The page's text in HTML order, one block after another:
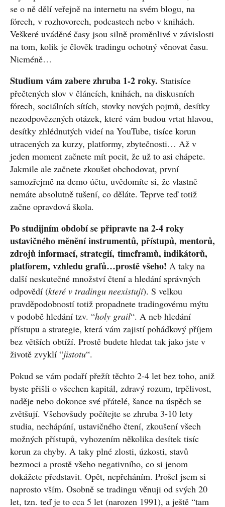
se o ně dělí veřejně na internetu na svém blogu, na
fórech, v rozhovorech, podcastech nebo v knihách.
Veškeré uváděné časy jsou silně proměnlivé v závislosti
na tom, kolik je člověk tradingu ochotný věnovat času.
Nicméně…
Studium vám zabere zhruba 1-2 roky. Statisíce
přečtených slov v článcích, knihách, na diskusních
fórech, sociálních sítích, stovky nových pojmů, desítky
nezodpovězených otázek, které vám budou vrtat hlavou,
desítky zhlédnutých videí na YouTube, tisíce korun
utracených za kurzy, platformy, zbytečnosti… Až v
jeden moment začnete mít pocit, že už to asi chápete.
Jakmile ale začnete zkoušet obchodovat, první
samozřejmě na demo účtu, uvědomíte si, že vlastně
nemáte absolutně tušení, co děláte. Teprve teď totiž
začne opravdová škola.
Po studijním období se připravte na 2-4 roky
ustavičného měnění instrumentů, přístupů, mentorů,
zdrojů informací, strategií, timeframů, indikátorů,
platforem, vzhledu grafů…prostě všeho! A taky na
další neskutečné množství čtení a hledání správných
odpovědí (které v tradingu neexistují). S velkou
pravděpodobností totiž propadnete tradingovému mýtu
v podobě hledání tzv. “holy grail“. A neb hledání
přístupu a strategie, která vám zajistí pohádkový příjem
bez větších obtíží. Prostě budete hledat tak jako jste v
životě zvyklí “jistotu“.
Pokud se vám podaří přežít těchto 2-4 let bez toho, aniž
byste přišli o všechen kapitál, zdravý rozum, trpělivost,
naděje nebo dokonce své přátelé, šance na úspěch se
zvětšují. Všehovšudy počítejte se zhruba 3-10 lety
studia, nechápání, ustavičného čtení, zkoušení všech
možných přístupů, vyhozením několika desítek tisíc
korun za chyby. A taky plné zlosti, úzkosti, stavů
bezmoci a prostě všeho negativního, co si jenom
dokážete představit. Opět, nepřeháním. Prošel jsem si
naprosto vším. Osobně se tradingu věnuji od svých 20
let, tzn. teď je to cca 5 let (narozen 1991), a ještě “tam